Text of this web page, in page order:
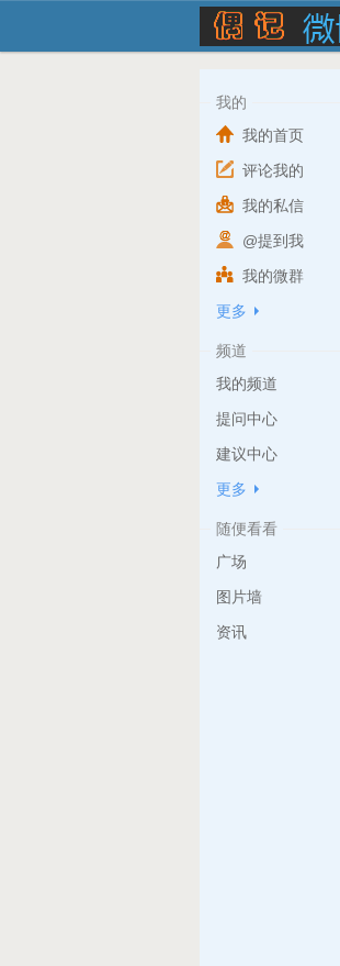
我的
我的首页
评论我的
我的私信
@提到我
我的微群
更多
频道
我的频道
提问中心
建议中心
更多
随便看看
广场
图片墙
资讯